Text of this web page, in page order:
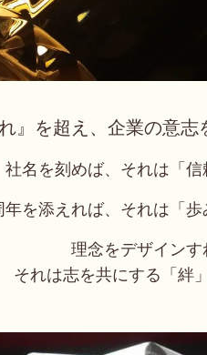
れ』を超え、企業の意
社名を刻めば、それは「
年を添えれば、それは「
理念をデザインす
それは志を共にする「絆